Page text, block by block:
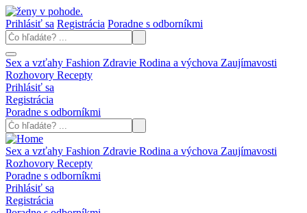
Prihlásiť sa Registrácia Poradne s odborníkmi
Sex a vzťahy Fashion Zdravie Rodina a výchova Zaujímavosti
Rozhovory Recepty
Prihlásiť sa
Registrácia
Poradne s odborníkmi
Sex a vzťahy Fashion Zdravie Rodina a výchova Zaujímavosti
Rozhovory Recepty
Poradne s odborníkmi
Prihlásiť sa
Registrácia